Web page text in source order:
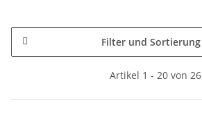
Filter und Sortierung
Artikel 1 - 20 von 26